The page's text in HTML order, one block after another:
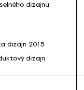
dizajnu
dizajn 2015
dizajn